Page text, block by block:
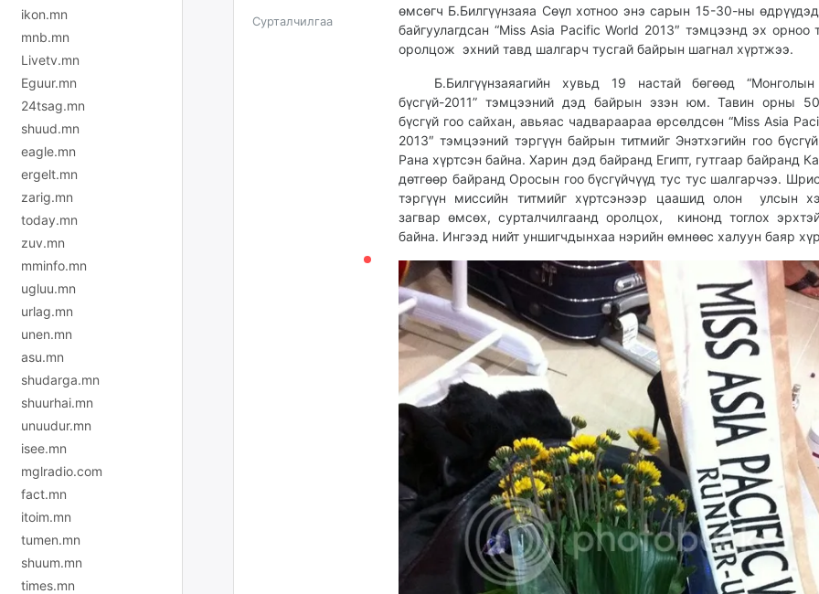
ikon.mn
mnb.mn
Livetv.mn
Eguur.mn
24tsag.mn
shuud.mn
eagle.mn
ergelt.mn
zarig.mn
today.mn
zuv.mn
mminfo.mn
ugluu.mn
urlag.mn
unen.mn
asu.mn
shudarga.mn
shuurhai.mn
unuudur.mn
isee.mn
mglradio.com
fact.mn
itoim.mn
tumen.mn
shuum.mn
times.mn
Сурталчилгаа
өмсөгч Б.Билгүүнзаяа Сөүл хотноо энэ сарын 15-30-ны
байгуулагдсан “Miss Asia Pacific World 2013″ тэмцээнд эх орноо
оролцож эхний тавд шалгарч тусгай байрын шагнал хүртжээ.
Б.Билгүүнзаяагийн хувьд 19 настай бөгөөд “Монголын
бүсгүй-2011” тэмцээний дэд байрын эзэн юм. Тавин орны
бүсгүй гоо сайхан, авьяас чадвараараа өрсөлдсөн “Miss Asia
2013″ тэмцээний тэргүүн байрын титмийг Энэтхэгийн гоо
Рана хүртсэн байна. Харин дэд байранд Египт, гутгаар байранд
дөтгөөр байранд Оросын гоо бүсгүйчүүд тус тус шалгарчээ.
тэргүүн миссийн титмийг хүртсэнээр цаашид олон улсын
загвар өмсөх, сурталчилгаанд оролцох, кинонд тоглох
байна. Ингээд нийт уншигчдынхаа нэрийн өмнөөс халуун баяр